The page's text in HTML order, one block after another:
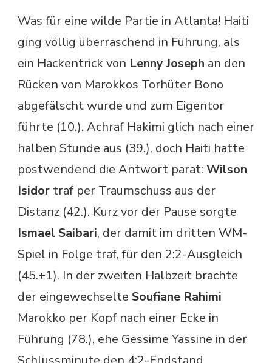
Was für eine wilde Partie in Atlanta! Haiti
ging völlig überraschend in Führung, als
ein Hackentrick von Lenny Joseph an den
Rücken von Marokkos Torhüter Bono
abgefälscht wurde und zum Eigentor
führte (10.). Achraf Hakimi glich nach einer
halben Stunde aus (39.), doch Haiti hatte
postwendend die Antwort parat: Wilson
Isidor traf per Traumschuss aus der
Distanz (42.). Kurz vor der Pause sorgte
Ismael Saibari, der damit im dritten WM-
Spiel in Folge traf, für den 2:2-Ausgleich
(45.+1). In der zweiten Halbzeit brachte
der eingewechselte Soufiane Rahimi
Marokko per Kopf nach einer Ecke in
Führung (78.), ehe Gessime Yassine in der